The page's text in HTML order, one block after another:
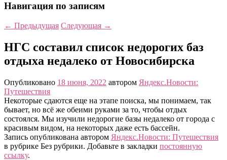
Навигация по записям
← Предыдущая Следующая →
НГС составил список недорогих баз
отдыха недалеко от Новосибирска
Опубликовано 18 июня, 2022 автором Яндекс.Новости:
Путешествия
Некоторые сдаются еще на этапе поиска, мы понимаем, так
бывает, но всё же обеими руками за то, чтобы отдых
состоялся. Мы изучили недорогие базы недалеко от города с
красивым видом, на некоторых даже есть бассейн.
Запись опубликована автором Яндекс.Новости: Путешествия
в рубрике Без рубрики. Добавьте в закладки постоянную
ссылку.